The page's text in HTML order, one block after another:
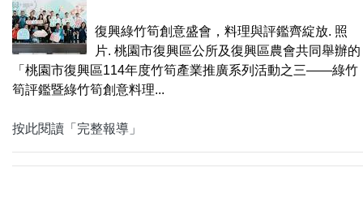
復興綠竹筍創意盛會，料理與評鑑齊綻放. 照
片. 桃園市復興區公所及復興區農會共同舉辦的
「桃園市復興區114年度竹筍產業推廣系列活動之三——綠竹
筍評鑑暨綠竹筍創意料理...
按此閱讀「完整報導」